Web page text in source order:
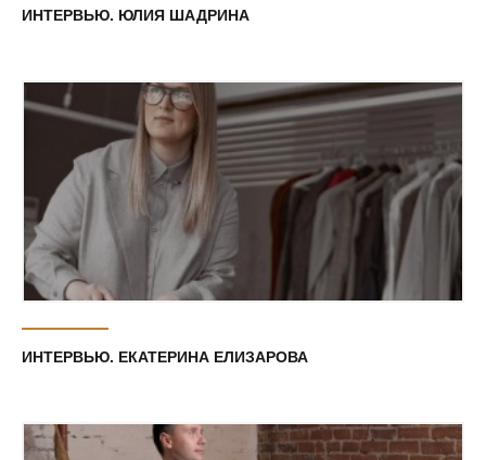
ИНТЕРВЬЮ. ЮЛИЯ ШАДРИНА
ИНТЕРВЬЮ. ЕКАТЕРИНА ЕЛИЗАРОВА